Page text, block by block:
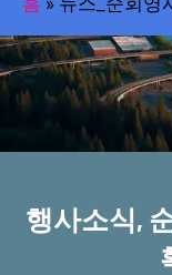
행사소식,